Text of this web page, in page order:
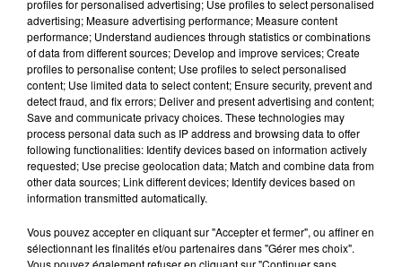
Julien Comte
L'efficacité de l'isolation extérieure n'est plus à
prouver. Une façade bien isolée permet un logement
qui garde au maximum sa chaleur l'hiver et la
fraicheur l'été. L'entrepriseSNB, ravalement de façade
propose d'isoler votre maison à l'aide de différents
matériaux isolants (minéraux, laine de bois, laine de
roche, polystyrène). Et ils ont l'agrément RGE Qualibat
qui vous permet d'avoir certaines aides fiscales.
profiles for personalised advertising; Use profiles to select personalised
advertising; Measure advertising performance; Measure content
performance; Understand audiences through statistics or combinations
of data from different sources; Develop and improve services; Create
profiles to personalise content; Use profiles to select personalised
content; Use limited data to select content; Ensure security, prevent and
detect fraud, and fix errors; Deliver and present advertising and content;
Save and communicate privacy choices. These technologies may
process personal data such as IP address and browsing data to offer
following functionalities: Identify devices based on information actively
requested; Use precise geolocation data; Match and combine data from
other data sources; Link different devices; Identify devices based on
information transmitted automatically.
Vous pouvez accepter en cliquant sur "Accepter et fermer", ou affiner en
sélectionnant les finalités et/ou partenaires dans "Gérer mes choix".
Vous pouvez également refuser en cliquant sur "Continuer sans